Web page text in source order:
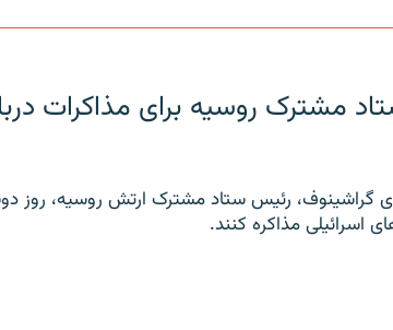
مشترک روسیه برای مذاکرات
گراشینوف، رئیس ستاد مشترک ارتش روسیه، روز
اسرائیلی مذاکره کنند.